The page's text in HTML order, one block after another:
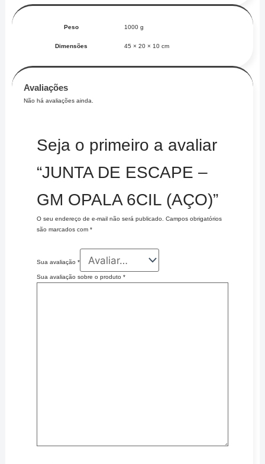
Peso 1000 g
Dimensões 45 × 20 × 10 cm
Avaliações
Não há avaliações ainda.
Seja o primeiro a avaliar
“JUNTA DE ESCAPE –
GM OPALA 6CIL (AÇO)”
O seu endereço de e-mail não será publicado.
Campos obrigatórios
são marcados com *
Sua avaliação *
Sua avaliação sobre o produto *